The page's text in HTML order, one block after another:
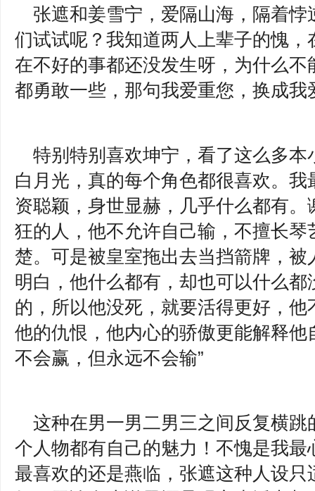
张遮和姜雪宁，爱隔山海，隔着
们试试呢？我知道两人上辈子的愧
在不好的事都还没发生呀，为什么
都勇敢一些，那句我爱重您，换成
特别特别喜欢坤宁，看了这么多
白月光，真的每个角色都很喜欢。
资聪颖，身世显赫，几乎什么都有
狂的人，他不允许自己输，不擅长
楚。可是被皇室拖出去当挡箭牌，
明白，他什么都有，却也可以什么
的，所以他没死，就要活得更好，
他的仇恨，他内心的骄傲更能解释他
不会赢，但永远不会输”
这种在男一男二男三之间反复横
个人物都有自己的魅力！不愧是我
最喜欢的还是燕临，张遮这种人设